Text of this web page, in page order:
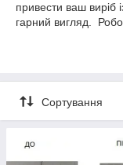
привести ваш виріб
гарний вигляд.
Сортування